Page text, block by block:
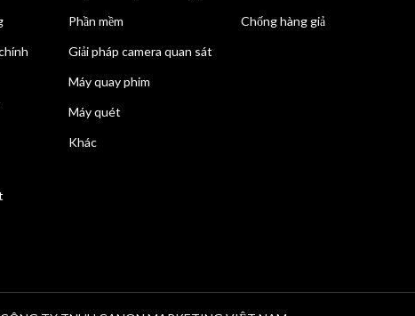
Phần mềm
Giải pháp camera quan sát
Máy quay phim
Máy quét
Khác
Chống hàng giả